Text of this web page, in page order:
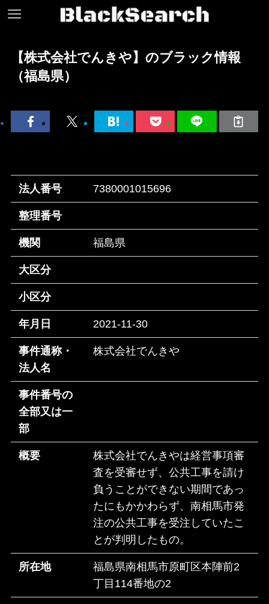
【株式会社でんきや】のブラック情報
（福島県）
法人番号 7380001015696
整理番号
機関 福島県
大区分
小区分
年月日 2021-11-30
事件通称・
法人名
株式会社でんきや
事件番号の
全部又は一
部
概要
株式会社でんきやは経営事項審
査を受審せず、公共工事を請け
負うことができない期間であっ
たにもかかわらず、南相馬市発
注の公共工事を受注していたこ
とが判明したもの。
所在地
福島県南相馬市原町区本陣前2
丁目114番地の2